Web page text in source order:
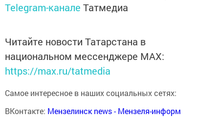
Telegram-канале Татмедиа
Читайте новости Татарстана в
национальном мессенджере MАХ:
https://max.ru/tatmedia
Самое интересное в наших социальных сетях:
ВКонтакте: Мензелинск news - Мензеля-информ